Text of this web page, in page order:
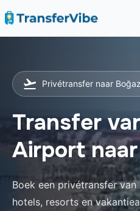
Privétransfer naar
Transfer
Airport
Boek een privétransfer
hotels, resorts en